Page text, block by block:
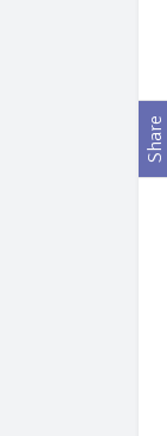
Share